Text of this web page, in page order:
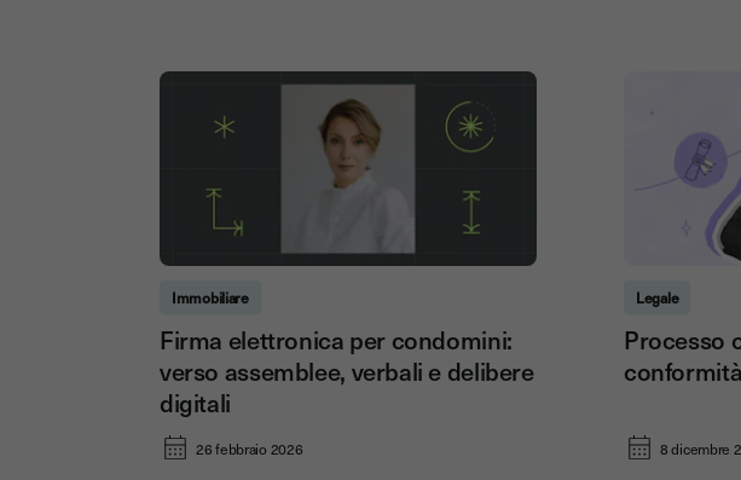
Immobiliare
Firma elettronica per condomini:
verso assemblee, verbali e delibere
digitali
26 febbraio 2026
Legale
Processo
8 dicembre